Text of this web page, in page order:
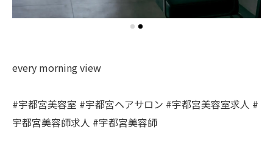
every morning view
#宇都宮美容室 #宇都宮ヘアサロン #宇都宮美容室求人 #
宇都宮美容師求人 #宇都宮美容師